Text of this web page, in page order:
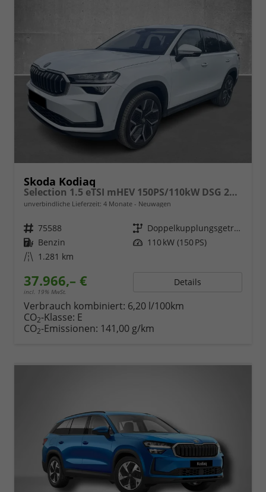
Skoda Kodiaq
Selection 1.5 eTSI mHEV 150PS/110kW DSG 2026
unverbindliche Lieferzeit: 4 Monate Neuwagen
Fahrzeugnr. 75588 Getriebe
Doppelkupplungsgetriebe (DSG)
Kraftstoff Benzin Leistung 110 kW (150 PS)
Kilometerstand 1.281 km
37.966,– €
incl. 19% MwSt.
Details
Verbrauch kombiniert: 6,20 l/100km
CO2-Klasse: E
CO2-Emissionen: 141,00 g/km